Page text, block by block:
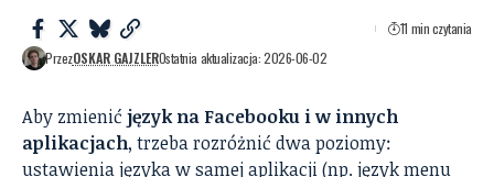
PrzezOSKAR GAJZLEROstatnia aktualizacja: 2026-06-02
11 min czytania
Aby zmienić język na Facebooku i w innych
aplikacjach, trzeba rozróżnić dwa poziomy:
ustawienia języka w samej aplikacji (np. język menu